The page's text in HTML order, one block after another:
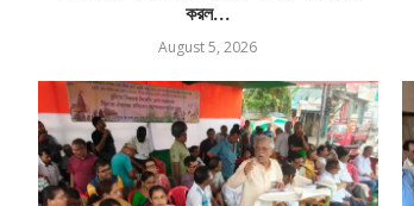
করল...
August 5, 2026